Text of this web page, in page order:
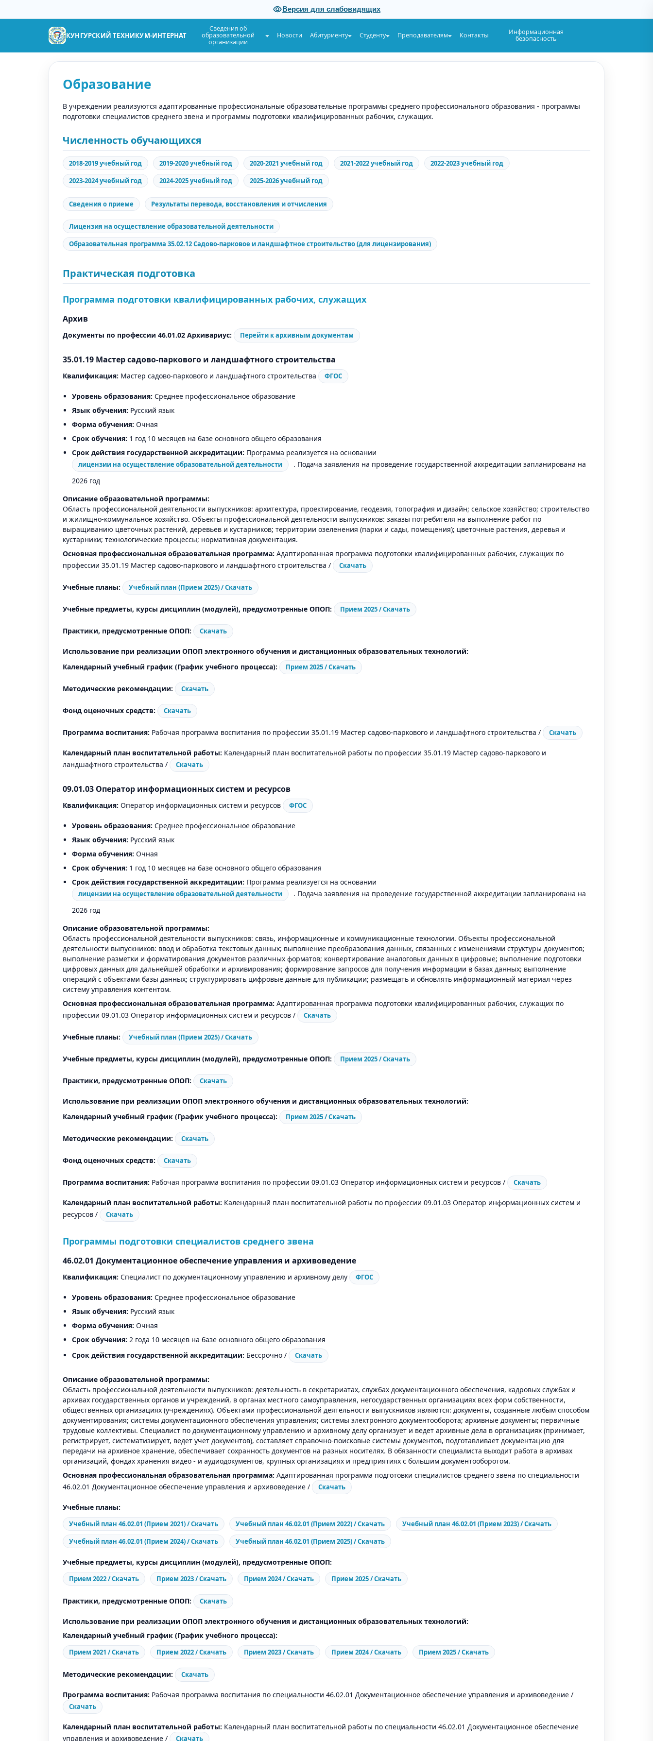
Версия для слабовидящих
КУНГУРСКИЙ ТЕХНИКУМ-ИНТЕРНАТ
Сведения об
образовательной
организации
Новости Абитуриенту Студенту Преподавателям Контакты
Информационная
безопасность
Образование
В учреждении реализуются адаптированные профессиональные образовательные программы среднего профессионального образования - программы
подготовки специалистов среднего звена и программы подготовки квалифицированных рабочих, служащих.
Численность обучающихся
2018-2019 учебный год 2019-2020 учебный год 2020-2021 учебный год 2021-2022 учебный год
2022-2023 учебный год
2023-2024 учебный год
2024-2025 учебный год 2025-2026 учебный год
Сведения о приеме Результаты перевода, восстановления и отчисления
Лицензия на осуществление образовательной деятельности
Образовательная программа 35.02.12 Садово-парковое и ландшафтное строительство (для лицензирования)
Практическая подготовка
Программа подготовки квалифицированных рабочих, служащих
Архив
Документы по профессии 46.01.02 Архивариус: Перейти к архивным документам
35.01.19 Мастер садово-паркового и ландшафтного строительства
Квалификация: Мастер садово-паркового и ландшафтного строительства ФГОС
Уровень образования: Среднее профессиональное образование
Язык обучения: Русский язык
Форма обучения: Очная
Срок обучения: 1 год 10 месяцев на базе основного общего образования
Срок действия государственной аккредитации: Программа реализуется на основании
лицензии на осуществление образовательной деятельности
. Подача заявления на проведение государственной аккредитации запланирована на
2026 год
Описание образовательной программы:
Область профессиональной деятельности выпускников: архитектура, проектирование, геодезия, топография и дизайн; сельское хозяйство; строительство
и жилищно-коммунальное хозяйство. Объекты профессиональной деятельности выпускников: заказы потребителя на выполнение работ по
выращиванию цветочных растений, деревьев и кустарников; территории озеленения (парки и сады, помещения); цветочные растения, деревья и
кустарники; технологические процессы; нормативная документация.
Основная профессиональная образовательная программа: Адаптированная программа подготовки квалифицированных рабочих, служащих по
профессии 35.01.19 Мастер садово-паркового и ландшафтного строительства /
Скачать
Учебные планы: Учебный план (Прием 2025) / Скачать
Учебные предметы, курсы дисциплин (модулей), предусмотренные ОПОП: Прием 2025 / Скачать
Практики, предусмотренные ОПОП: Скачать
Использование при реализации ОПОП электронного обучения и дистанционных образовательных технологий:
Календарный учебный график (График учебного процесса):
Прием 2025 / Скачать
Методические рекомендации: Скачать
Фонд оценочных средств: Скачать
Программа воспитания: Рабочая программа воспитания по профессии 35.01.19 Мастер садово-паркового и ландшафтного строительства / Скачать
Календарный план воспитательной работы: Календарный план воспитательной работы по профессии 35.01.19 Мастер садово-паркового и
ландшафтного строительства /
Скачать
09.01.03 Оператор информационных систем и ресурсов
Квалификация: Оператор информационных систем и ресурсов ФГОС
Уровень образования: Среднее профессиональное образование
Язык обучения: Русский язык
Форма обучения: Очная
Срок обучения: 1 год 10 месяцев на базе основного общего образования
Срок действия государственной аккредитации: Программа реализуется на основании
лицензии на осуществление образовательной деятельности
. Подача заявления на проведение государственной аккредитации запланирована на
2026 год
Описание образовательной программы:
Область профессиональной деятельности выпускников: связь, информационные и коммуникационные технологии. Объекты профессиональной
деятельности выпускников: ввод и обработка текстовых данных; выполнение преобразования данных, связанных с изменениями структуры документов;
выполнение разметки и форматирования документов различных форматов; конвертирование аналоговых данных в цифровые; выполнение подготовки
цифровых данных для дальнейшей обработки и архивирования; формирование запросов для получения информации в базах данных; выполнение
операций с объектами базы данных; структурировать цифровые данные для публикации; размещать и обновлять информационный материал через
систему управления контентом.
Основная профессиональная образовательная программа: Адаптированная программа подготовки квалифицированных рабочих, служащих по
профессии 09.01.03 Оператор информационных систем и ресурсов /
Скачать
Учебные планы: Учебный план (Прием 2025) / Скачать
Учебные предметы, курсы дисциплин (модулей), предусмотренные ОПОП: Прием 2025 / Скачать
Практики, предусмотренные ОПОП: Скачать
Использование при реализации ОПОП электронного обучения и дистанционных образовательных технологий:
Календарный учебный график (График учебного процесса):
Прием 2025 / Скачать
Методические рекомендации: Скачать
Фонд оценочных средств: Скачать
Программа воспитания: Рабочая программа воспитания по профессии 09.01.03 Оператор информационных систем и ресурсов / Скачать
Календарный план воспитательной работы: Календарный план воспитательной работы по профессии 09.01.03 Оператор информационных систем и
ресурсов /
Скачать
Программы подготовки специалистов среднего звена
46.02.01 Документационное обеспечение управления и архивоведение
Квалификация: Специалист по документационному управлению и архивному делу ФГОС
Уровень образования: Среднее профессиональное образование
Язык обучения: Русский язык
Форма обучения: Очная
Срок обучения: 2 года 10 месяцев на базе основного общего образования
Срок действия государственной аккредитации: Бессрочно / Скачать
Описание образовательной программы:
Область профессиональной деятельности выпускников: деятельность в секретариатах, службах документационного обеспечения, кадровых службах и
архивах государственных органов и учреждений, в органах местного самоуправления, негосударственных организациях всех форм собственности,
общественных организациях (учреждениях). Объектами профессиональной деятельности выпускников являются: документы, созданные любым способом
документирования; системы документационного обеспечения управления; системы электронного документооборота; архивные документы; первичные
трудовые коллективы. Специалист по документационному управлению и архивному делу организует и ведет архивные дела в организациях (принимает,
регистрирует, систематизирует, ведет учет документов), составляет справочно-поисковые системы документов, подготавливает документацию для
передачи на архивное хранение, обеспечивает сохранность документов на разных носителях. В обязанности специалиста выходит работа в архивах
организаций, фондах хранения видео - и аудиодокументов, крупных организациях и предприятиях с большим документооборотом.
Основная профессиональная образовательная программа: Адаптированная программа подготовки специалистов среднего звена по специальности
46.02.01 Документационное обеспечение управления и архивоведение /
Скачать
Учебные планы:
Учебный план 46.02.01 (Прием 2021) / Скачать Учебный план 46.02.01 (Прием 2022) / Скачать
Учебный план 46.02.01 (Прием 2023) / Скачать
Учебный план 46.02.01 (Прием 2024) / Скачать
Учебный план 46.02.01 (Прием 2025) / Скачать
Учебные предметы, курсы дисциплин (модулей), предусмотренные ОПОП:
Прием 2022 / Скачать Прием 2023 / Скачать Прием 2024 / Скачать Прием 2025 / Скачать
Практики, предусмотренные ОПОП: Скачать
Использование при реализации ОПОП электронного обучения и дистанционных образовательных технологий:
Календарный учебный график (График учебного процесса):
Прием 2021 / Скачать Прием 2022 / Скачать Прием 2023 / Скачать Прием 2024 / Скачать Прием 2025 / Скачать
Методические рекомендации: Скачать
Программа воспитания: Рабочая программа воспитания по специальности 46.02.01 Документационное обеспечение управления и архивоведение /
Скачать
Календарный план воспитательной работы: Календарный план воспитательной работы по специальности 46.02.01 Документационное обеспечение
управления и архивоведение /
Скачать